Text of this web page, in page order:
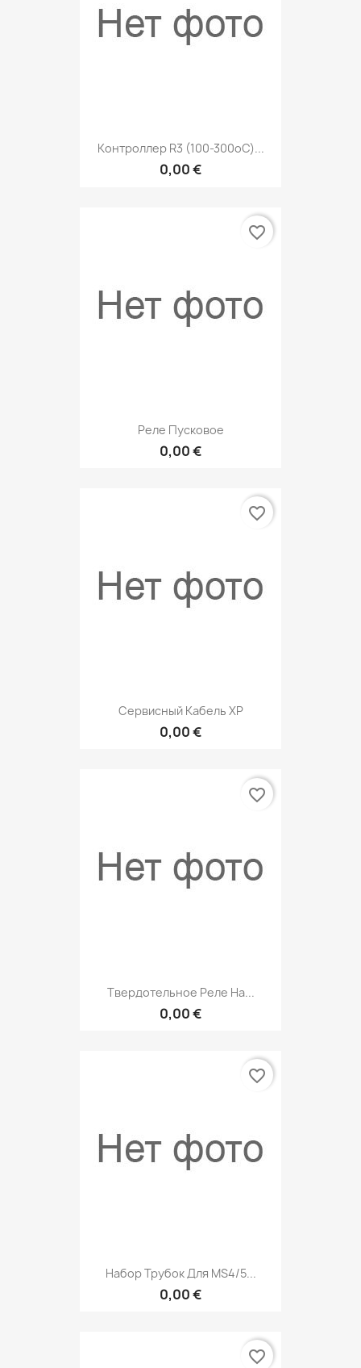
Контроллер R3 (100-300оC)...
0,00 €
Реле Пусковое
0,00 €
favorite_border
Сервисный Кабель ХР
0,00 €
favorite_border
Твердотельное Реле На...
0,00 €
favorite_border
Набор Трубок Для MS4/5...
0,00 €
favorite_border
favorite_border